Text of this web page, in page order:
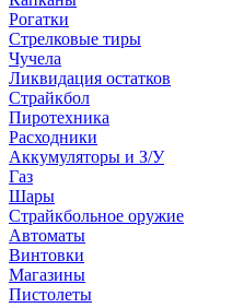
Рогатки
Стрелковые тиры
Чучела
Ликвидация остатков
Страйкбол
Пиротехника
Расходники
Аккумуляторы и З/У
Газ
Шары
Страйкбольное оружие
Автоматы
Винтовки
Магазины
Пистолеты